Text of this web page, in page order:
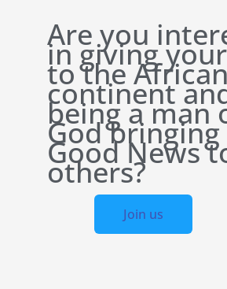
Are you
in giving
to the
continent
being a man
God
Good News
others?
Join us